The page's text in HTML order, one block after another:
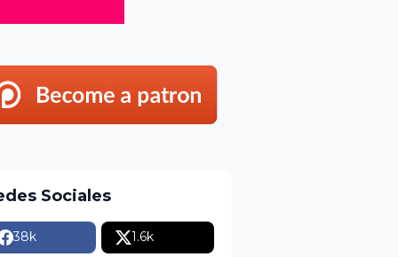
Sociales
38k 1.6k